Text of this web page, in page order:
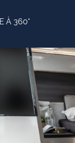
À 360°